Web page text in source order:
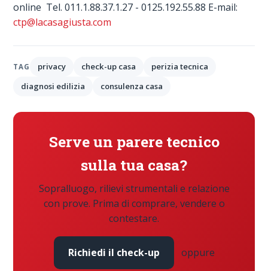
online Tel. 011.1.88.37.1.27 - 0125.192.55.88 E-mail:
ctp@lacasagiusta.com
TAG privacy check-up casa
perizia tecnica
diagnosi edilizia
consulenza casa
Serve un parere tecnico
sulla tua casa?
Sopralluogo, rilievi strumentali e relazione
con prove. Prima di comprare, vendere o
contestare.
Richiedi il check-up
oppure